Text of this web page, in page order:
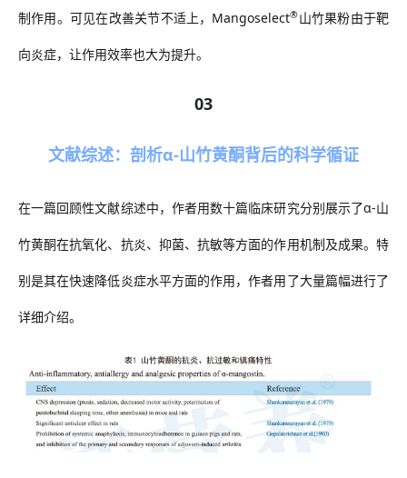
制作用。可见在改善关节不适上， Mangoselect®山竹果粉由于靶
向炎症，让作用效率也大为提升。
03
文献综述：剖析α-山竹黄酮背后的科学循证
在一篇回顾性文献综述中，作者用数十篇临床研究分别展示了α-山
竹黄酮在抗氧化、抗炎、抑菌、抗敏等方面的作用机制及成果。特
别是其在快速降低炎症水平方面的作用，作者用了大量篇幅进行了
详细介绍。